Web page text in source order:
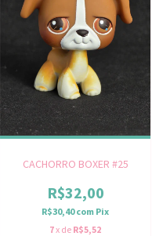
CACHORRO BOXER #25
R$32,00
R$30,40com Pix
7x de R$5,52